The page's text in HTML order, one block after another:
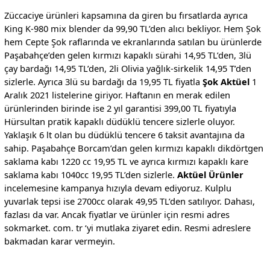
Züccaciye ürünleri kapsamına da giren bu fırsatlarda ayrıca
King K-980 mix blender da 99,90 TL’den alıcı bekliyor. Hem Şok
hem Cepte Şok raflarında ve ekranlarında satılan bu ürünlerde
Paşabahçe’den gelen kırmızı kapaklı sürahi 14,95 TL’den, 3lü
çay bardağı 14,95 TL’den, 2li Olivia yağlık-sirkelik 14,95 T’den
sizlerle. Ayrıca 3lü su bardağı da 19,95 TL fiyatla Şok Aktüel1
Aralık 2021 listelerine giriyor. Haftanın en merak edilen
ürünlerinden birinde ise 2 yıl garantisi 399,00 TL fiyatıyla
Hürsultan pratik kapaklı düdüklü tencere sizlerle oluyor.
Yaklaşık 6 lt olan bu düdüklü tencere 6 taksit avantajına da
sahip. Paşabahçe Borcam’dan gelen kırmızı kapaklı dikdörtgen
saklama kabı 1220 cc 19,95 TL ve ayrıca kırmızı kapaklı kare
saklama kabı 1040cc 19,95 TL’den sizlerle. Aktüel Ürünler
incelemesine kampanya hızıyla devam ediyoruz. Kulplu
yuvarlak tepsi ise 2700cc olarak 49,95 TL’den satılıyor. Dahası,
fazlası da var. Ancak fiyatlar ve ürünler için resmi adres
sokmarket. com. tr ‘yi mutlaka ziyaret edin. Resmi adreslere
bakmadan karar vermeyin.